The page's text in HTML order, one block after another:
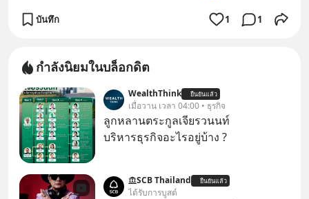
บันทึก 1 1
กำลังนิยมในบล็อกดิต
WealthThink ยืนยันแล้ว
เมื่อวาน เวลา 04:00 • ธุรกิจ
ลูกหลานตระกูลเจียรวนนท์
บริหารธุรกิจอะไรอยู่บ้าง ?
SCB Thailand ยืนยันแล้ว
ได้รับการบูสต์